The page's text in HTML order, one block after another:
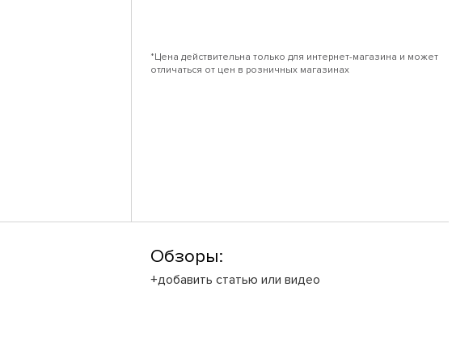
*Цена действительна только для интернет-магазина и может
отличаться от цен в розничных магазинах
Обзоры:
+добавить статью или видео